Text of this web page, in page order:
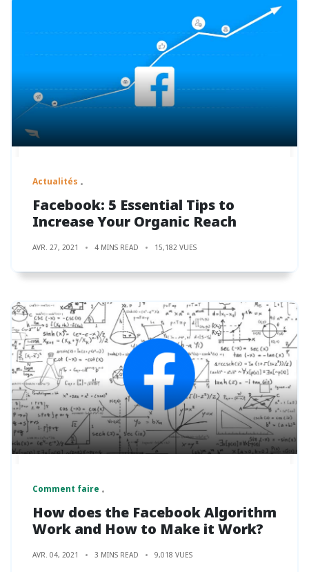
Actualités
Facebook: 5 Essential Tips to
Increase Your Organic Reach
AVR. 27, 2021 4 MINS READ 15,182 VUES
Comment faire
How does the Facebook Algorithm
Work and How to Make it Work?
AVR. 04, 2021 3 MINS READ 9,018 VUES